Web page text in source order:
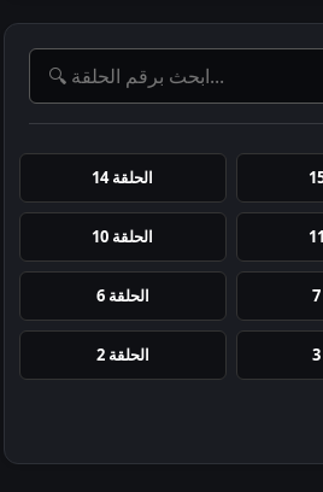
الحلقة 14
الحلقة 10
الحلقة 6
الحلقة 2